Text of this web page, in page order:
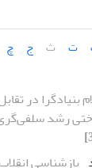
ت ث ج چ
بنیادگرا در
رشد
بازشناسی